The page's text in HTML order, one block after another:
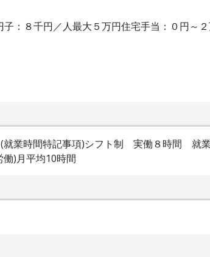
：８千円／人最大５万円住宅手当：０円～
時間特記事項)シフト制 実働８時間 就業
働)月平均10時間